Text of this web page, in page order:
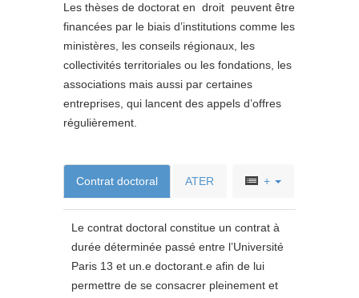
Les thèses de doctorat en droit peuvent être
financées par le biais d’institutions comme les
ministères, les conseils régionaux, les
collectivités territoriales ou les fondations, les
associations mais aussi par certaines
entreprises, qui lancent des appels d’offres
régulièrement.
+
Contrat doctoral ATER
Le contrat doctoral constitue un contrat à
durée déterminée passé entre l’Université
Paris 13 et un.e doctorant.e afin de lui
permettre de se consacrer pleinement et